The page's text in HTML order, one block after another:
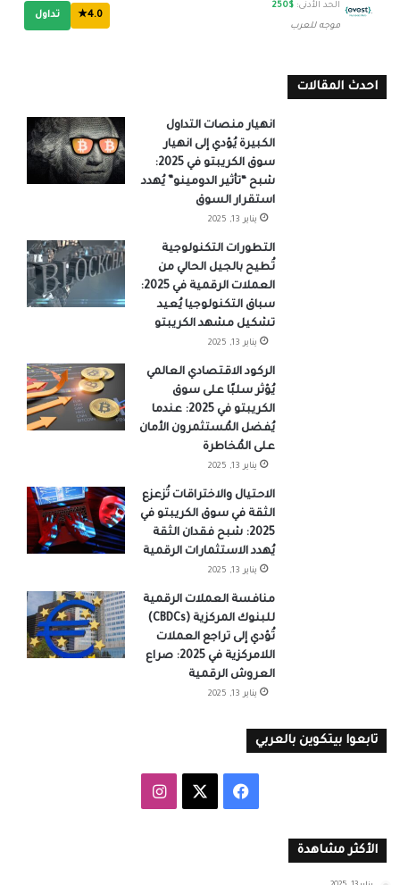
الحد الأدنى: $250
موجه للعرب
4.0★ تداول
احدث المقالات
انهيار منصات التداول
الكبيرة يُؤدي إلى انهيار
سوق الكريبتو في 2025:
شبح “تأثير الدومينو” يُهدد
استقرار السوق
يناير 13, 2025
التطورات التكنولوجية
تُطيح بالجيل الحالي من
العملات الرقمية في 2025:
سباق التكنولوجيا يُعيد
تشكيل مشهد الكريبتو
يناير 13, 2025
الركود الاقتصادي العالمي
يُؤثر سلبًا على سوق
الكريبتو في 2025: عندما
يُفضل المُستثمرون الأمان
على المُخاطرة
يناير 13, 2025
الاحتيال والاختراقات تُزعزع
الثقة في سوق الكريبتو في
2025: شبح فقدان الثقة
يُهدد الاستثمارات الرقمية
يناير 13, 2025
منافسة العملات الرقمية
للبنوك المركزية (CBDCs)
تُؤدي إلى تراجع العملات
اللامركزية في 2025: صراع
العروش الرقمية
يناير 13, 2025
تابعوا بيتكوين بالعربي
فيسبوك انستقرام
الأكثر مشاهدة